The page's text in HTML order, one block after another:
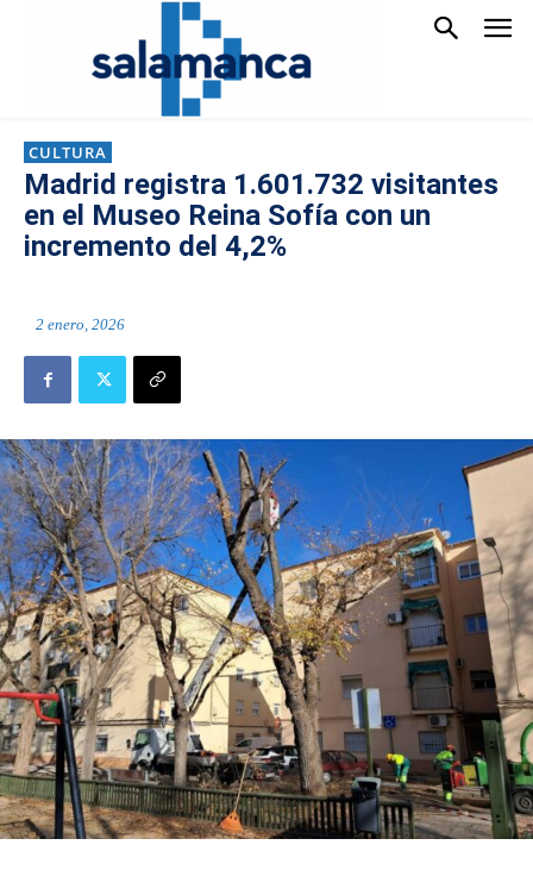
CULTURA
Madrid registra 1.601.732 visitantes
en el Museo Reina Sofía con un
incremento del 4,2%
2 enero, 2026